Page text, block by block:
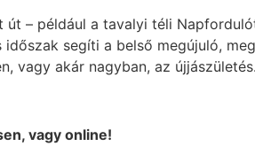
– például a tavalyi téli
segíti a belső megújuló,
vagy akár nagyban, az újjászületés.
vagy online!